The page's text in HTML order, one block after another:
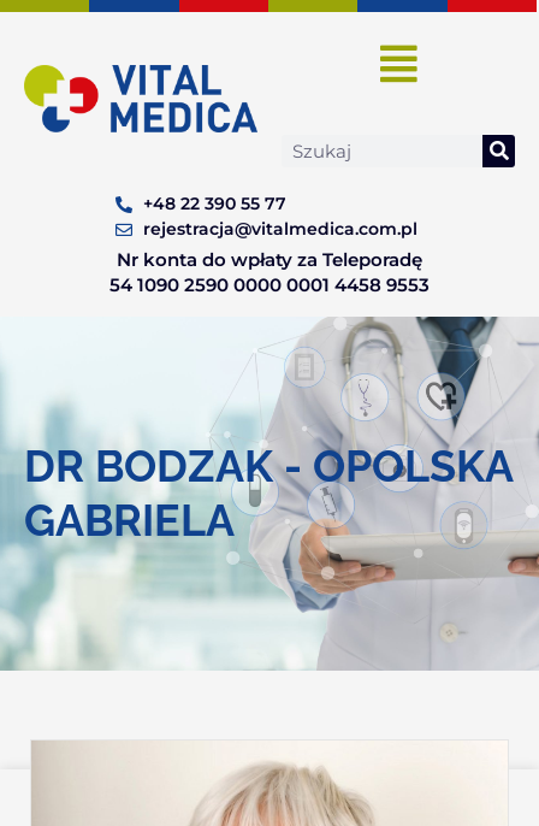
Skip
content
Search
+48 22 390 55 77
rejestracja@vitalmedica.com.pl
Nr konta do wpłaty za Teleporadę
54 1090 2590 0000 0001 4458 9553
DR BODZAK - OPOLSKA
GABRIELA